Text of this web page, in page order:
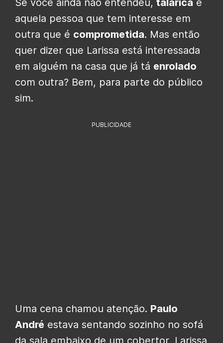
Se você ainda não entendeu, talarica é
aquela pessoa que tem interesse em
outra que é comprometida. Mas então
quer dizer que Larissa está interessada
em alguém na casa que já tá enrolado
com outra? Bem, para parte do público
sim.
PUBLICIDADE
Uma cena chamou atenção. Paulo
André estava sentando sozinho no sofá